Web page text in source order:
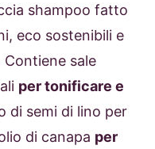
shampoo fatto
eco sostenibili e
sale
per tonificare e
di semi di lino per
di canapa per